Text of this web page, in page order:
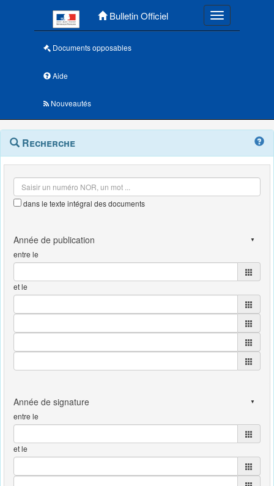
Bulletin Officiel Toggle
Documents opposables
Aide
Nouveautés
Navigation
outils
Menu
contextuel
Recherche
dans le texte intégral des documents
entre le
et le
entre le
et le